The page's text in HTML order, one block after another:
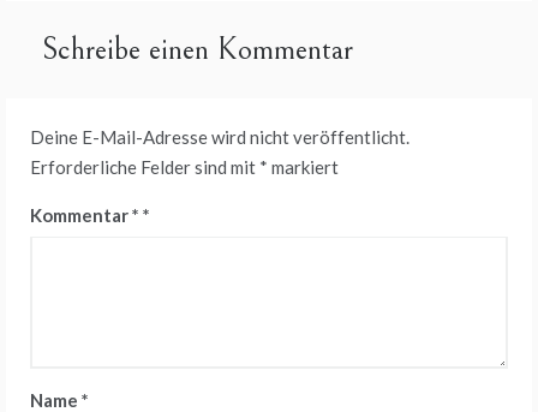
Schreibe einen Kommentar
Deine E-Mail-Adresse wird nicht veröffentlicht.
Erforderliche Felder sind mit * markiert
Kommentar*
Name *